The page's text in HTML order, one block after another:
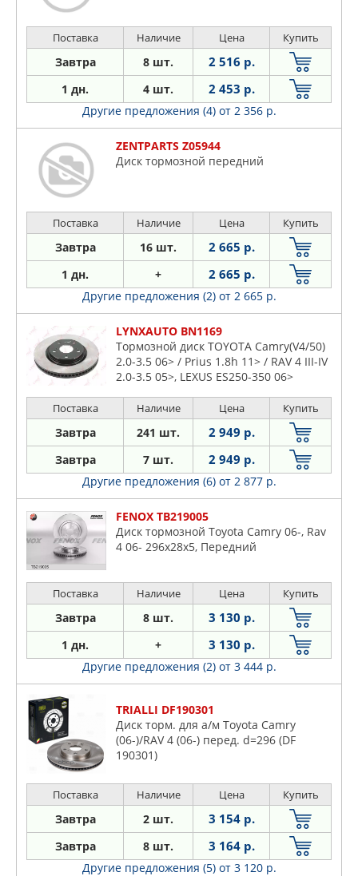
Поставка Наличие Цена Купить
Завтра 8 шт. 2 516 р.
1 дн. 4 шт. 2 453 р.
Другие предложения (4) от 2 356 р.
ZENTPARTS Z05944
Диск тормозной передний
Поставка Наличие Цена Купить
Завтра 16 шт. 2 665 р.
1 дн. + 2 665 р.
Другие предложения (2) от 2 665 р.
LYNXAUTO BN1169
Тормозной диск TOYOTA Camry(V4/50)
2.0-3.5 06> / Prius 1.8h 11> / RAV 4 III-IV
2.0-3.5 05>, LEXUS ES250-350 06>
Поставка Наличие Цена Купить
Завтра 241 шт. 2 949 р.
Завтра 7 шт. 2 949 р.
Другие предложения (6) от 2 877 р.
FENOX TB219005
Диск тормозной Toyota Camry 06-, Rav
4 06- 296x28x5, Передний
Поставка Наличие Цена Купить
Завтра 8 шт. 3 130 р.
1 дн. + 3 130 р.
Другие предложения (2) от 3 444 р.
TRIALLI DF190301
Диск торм. для а/м Toyota Camry
(06-)/RAV 4 (06-) перед. d=296 (DF
190301)
Поставка Наличие Цена Купить
Завтра 2 шт. 3 154 р.
Завтра 8 шт. 3 164 р.
Другие предложения (5) от 3 120 р.